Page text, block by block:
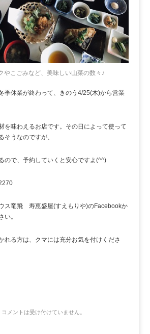
やこごみなど、美味しい山菜の数々♪
季休業が終わって、きのう4/25(木)から営業
を味わえるお店です。その日によって使って
そうなのですが、
ので、予約していくと安心ですよ(^^)
ス竜飛 寿恵盛屋(すえもりや)のFacebookか
い。
れる方は、クマには充分お気を付けくださ
コメントは受け付けていません。